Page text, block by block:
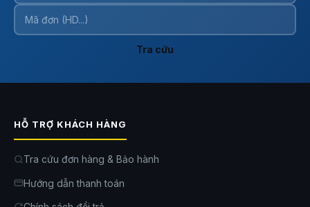
Tra cứu
HỖ TRỢ KHÁCH HÀNG
Tra cứu đơn hàng & Bảo hành
Hướng dẫn thanh toán